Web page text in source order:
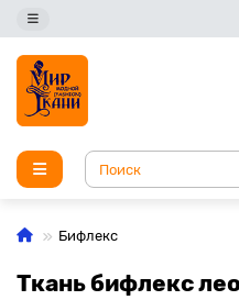
Бифлекс
Ткань бифлекс